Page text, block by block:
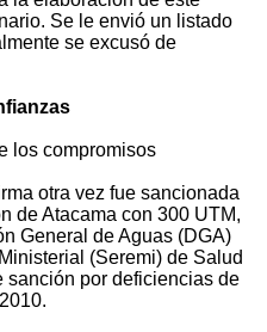
Se le envió un listado
se excusó de
los compromisos
otra vez fue sancionada
de Atacama con 300 UTM,
General de Aguas (DGA)
(Seremi) de Salud
por deficiencias de